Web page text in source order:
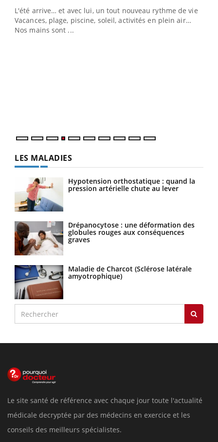
L'été arrive… et avec lui, un tout nouveau rythme de vie !
Vacances, plage, piscine, soleil, activités en plein air…
Nos mains sont ...
LES MALADIES
Hypotension orthostatique : quand la
pression artérielle chute au lever
Drépanocytose : une déformation des
globules rouges aux conséquences
graves
Maladie de Charcot (Sclérose latérale
amyotrophique)
Le site santé de référence avec chaque jour toute l'actualité
médicale decryptée par des médecins en exercice et les
conseils des meilleurs spécialistes.